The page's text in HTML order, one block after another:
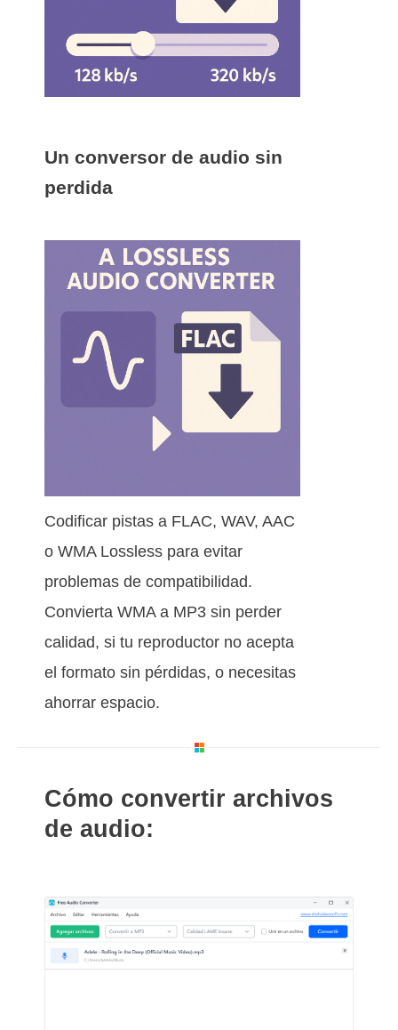
Un conversor de audio sin
perdida
Codificar pistas a FLAC, WAV, AAC
o WMA Lossless para evitar
problemas de compatibilidad.
Convierta WMA a MP3 sin perder
calidad, si tu reproductor no acepta
el formato sin pérdidas, o necesitas
ahorrar espacio.
Cómo convertir archivos
de audio: